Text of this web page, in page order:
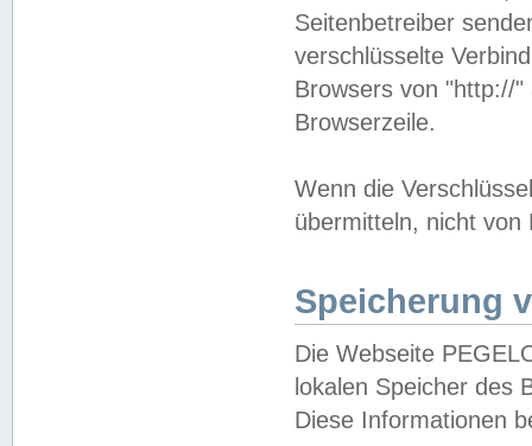
Seitenbetreiber
verschlüsselte
Browsers von "http://
Browserzeile.
Wenn die
übermitteln, nicht von
Speicherung
Die Webseite
lokalen Speicher des
Diese Informationen